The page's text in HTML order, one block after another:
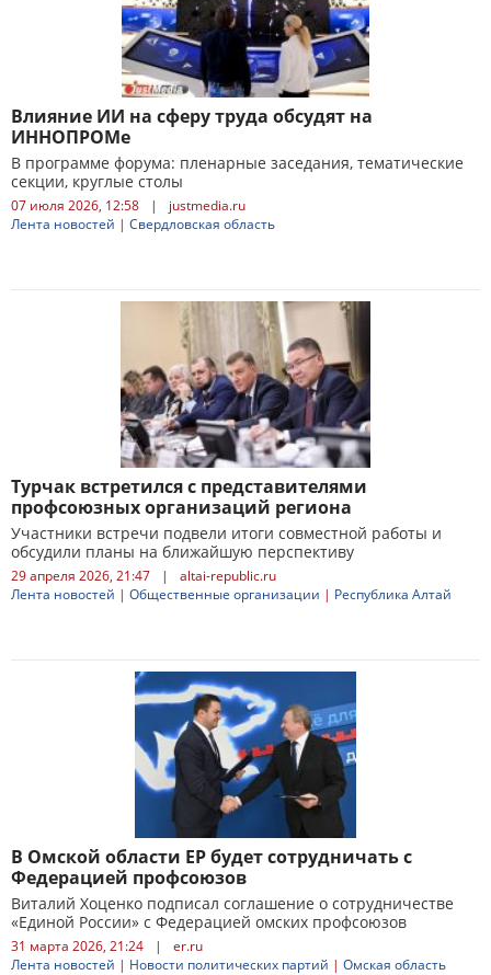
Влияние ИИ на сферу труда обсудят на
ИННОПРОМе
В программе форума: пленарные заседания, тематические
секции, круглые столы
07 июля 2026, 12:58 |
justmedia.ru
Лента новостей | Свердловская область
Турчак встретился с представителями
профсоюзных организаций региона
Участники встречи подвели итоги совместной работы и
обсудили планы на ближайшую перспективу
29 апреля 2026, 21:47 |
altai-republic.ru
Лента новостей | Общественные организации | Республика Алтай
В Омской области ЕР будет сотрудничать с
Федерацией профсоюзов
Виталий Хоценко подписал соглашение о сотрудничестве
«Единой России» с Федерацией омских профсоюзов
31 марта 2026, 21:24 |
er.ru
Лента новостей | Новости политических партий | Омская область